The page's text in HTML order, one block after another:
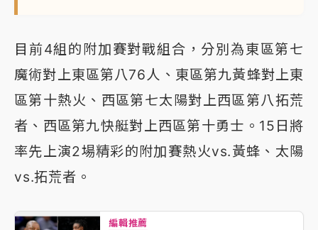
目前4組的附加賽對戰組合，分別為東區第七
魔術對上東區第八76人、東區第九黃蜂對上東
區第十熱火、西區第七太陽對上西區第八拓荒
者、西區第九快艇對上西區第十勇士。15日將
率先上演2場精彩的附加賽熱火vs.黃蜂、太陽
vs.拓荒者。
編輯推薦